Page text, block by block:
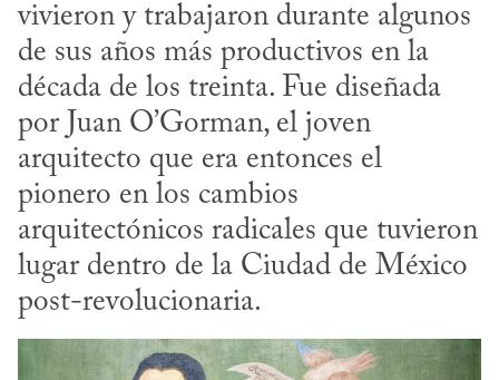
vivieron y trabajaron durante algunos
de sus años más productivos en la
década de los treinta. Fue diseñada
por Juan O’Gorman, el joven
arquitecto que era entonces el
pionero en los cambios
arquitectónicos radicales que tuvieron
lugar dentro de la Ciudad de México
post-revolucionaria.